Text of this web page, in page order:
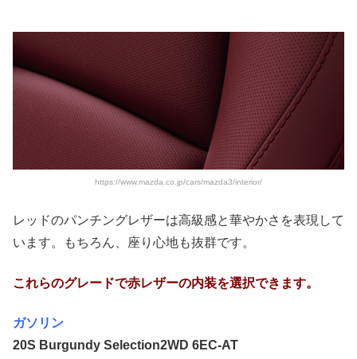
https://www.mazda.co.jp/cars/mazda3/interior/
レッドのパンチングレザーは高級感と華やかさを表現して
います。もちろん、座り心地も抜群です。
これらのグレードで赤レザーの内装を選択できます。
ガソリン
20S Burgundy Selection2WD 6EC-AT